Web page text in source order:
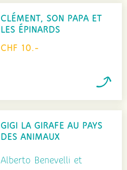
CLÉMENT, SON PAPA ET
LES ÉPINARDS
CHF 10.-
GIGI LA GIRAFE AU PAYS
DES ANIMAUX
Alberto Benevelli et